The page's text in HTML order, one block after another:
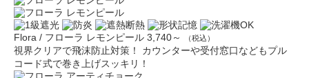
Flora / フローラ レモンピール 3,740～ （税込）
視界クリアで飛沫防止対策！ カウンターや受付窓口などもプル
コード式で巻き上げスッキリ！